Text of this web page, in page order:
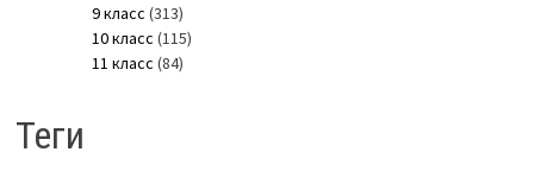
9 класс (313)
10 класс (115)
11 класс (84)
Теги